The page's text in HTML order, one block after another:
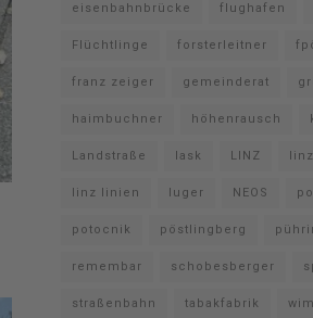
eisenbahnbrücke flughafen
Flüchtlinge forsterleitner
franz zeiger gemeinderat
haimbuchner höhenrausch
Landstraße lask LINZ
linz linien luger NEOS
potocnik pöstlingberg
remembar schobesberger
straßenbahn tabakfabrik